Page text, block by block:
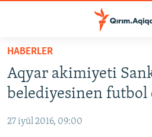
Esas
qaytmaq
Baş
navigatsiyağa
qaytmaq
SİYASET
İQTİSADİYAT
CEMİYET
HABERLER
Aqyar akimiyeti
belediyesinen futbol
27 iyül 2016, 09:00